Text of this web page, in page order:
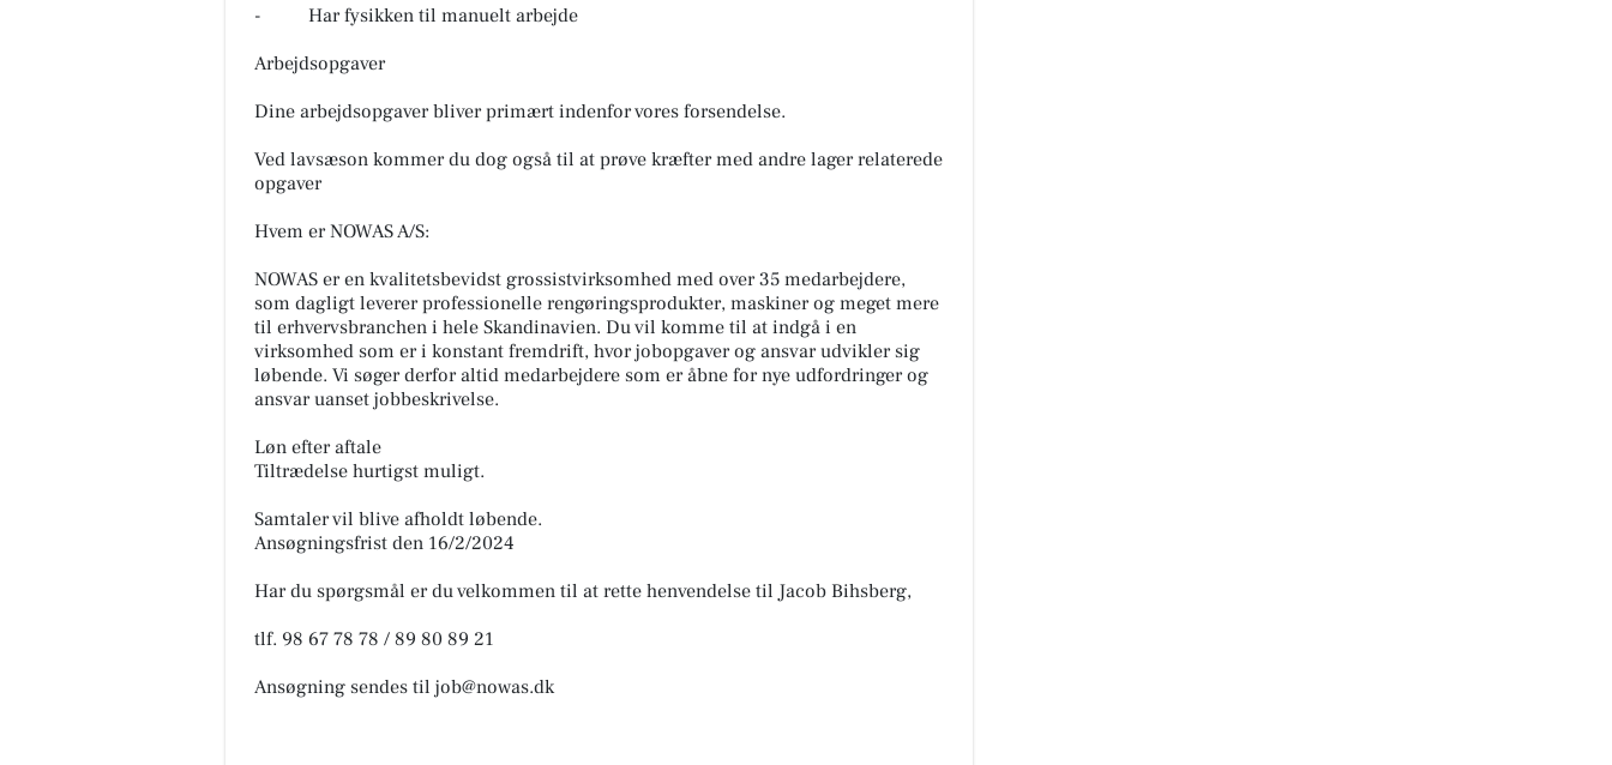
- Har fysikken til manuelt arbejde
Arbejdsopgaver
Dine arbejdsopgaver bliver primært indenfor vores forsendelse.
Ved lavsæson kommer du dog også til at prøve kræfter med andre lager relaterede
opgaver
Hvem er NOWAS A/S:
NOWAS er en kvalitetsbevidst grossistvirksomhed med over 35 medarbejdere,
som dagligt leverer professionelle rengøringsprodukter, maskiner og meget mere
til erhvervsbranchen i hele Skandinavien. Du vil komme til at indgå i en
virksomhed som er i konstant fremdrift, hvor jobopgaver og ansvar udvikler sig
løbende. Vi søger derfor altid medarbejdere som er åbne for nye udfordringer og
ansvar uanset jobbeskrivelse.
Løn efter aftale
Tiltrædelse hurtigst muligt.
Samtaler vil blive afholdt løbende.
Ansøgningsfrist den 16/2/2024
Har du spørgsmål er du velkommen til at rette henvendelse til Jacob Bihsberg,
tlf. 98 67 78 78 / 89 80 89 21
Ansøgning sendes til job@nowas.dk